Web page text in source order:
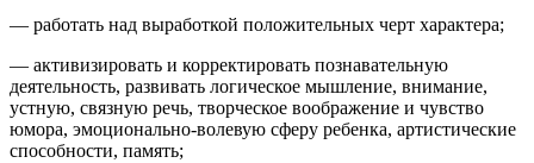
— работать над выработкой положительных черт характера;
— активизировать и корректировать познавательную
деятельность, развивать логическое мышление, внимание,
устную, связную речь, творческое воображение и чувство
юмора, эмоционально-волевую сферу ребенка, артистические
способности, память;